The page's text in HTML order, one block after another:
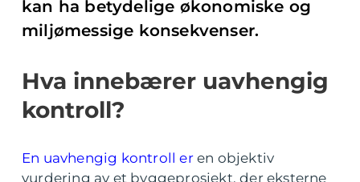
kan ha betydelige økonomiske og
miljømessige konsekvenser.
Hva innebærer uavhengig
kontroll?
En uavhengig kontroll eren objektiv
vurdering av et byggeprosjekt, der eksterne